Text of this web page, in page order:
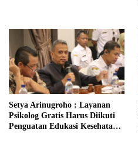
Setya Arinugroho : Layanan
Psikolog Gratis Harus Diikuti
Penguatan Edukasi Kesehatan